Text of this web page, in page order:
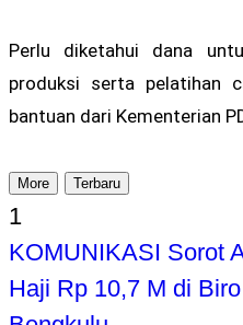
Perlu diketahui dana
produksi serta pelatihan
bantuan dari Kementerian
More Terbaru
1
KOMUNIKASI Sorot
Haji Rp 10,7 M di